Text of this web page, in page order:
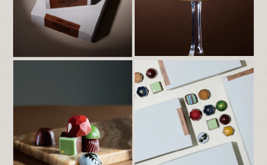
2024.08.23
【岡本本店 臨時休業のご案内】
いつもご利用くださいまして誠にありがとう
ございます。
台風10号の接近が予想される8月27日（火）
は臨時休業とさせていただきます。
お客様におかれましてはご不便をおかけいた
しますが、何卒ご理解を賜りますようお願い
尚、8月28日（水）より通常通りの 営業を
予定しております。
何卒宜しくお願いいたします。
営業時間 11：00～18：30
皆様のお越しをスタッフ一同、心よりお待ち
しております。